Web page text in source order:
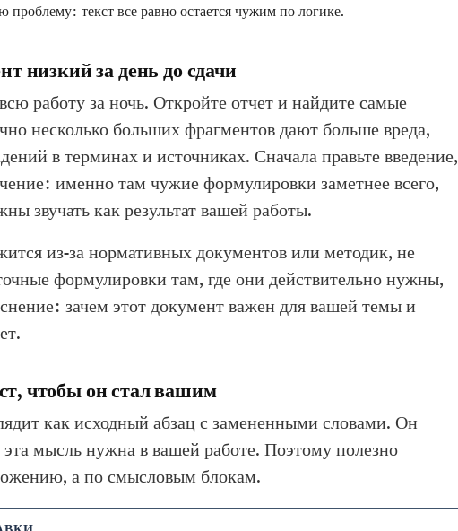
проблему: текст все равно остается чужим по логике.
низкий за день до сдачи
работу за ночь. Откройте отчет и найдите самые
несколько больших фрагментов дают больше вреда,
в терминах и источниках. Сначала правьте введение,
именно там чужие формулировки заметнее всего,
звучать как результат вашей работы.
из-за нормативных документов или методик, не
формулировки там, где они действительно нужны,
зачем этот документ важен для вашей темы и
чтобы он стал вашим
как исходный абзац с замененными словами. Он
эта мысль нужна в вашей работе. Поэтому полезно
а по смысловым блокам.